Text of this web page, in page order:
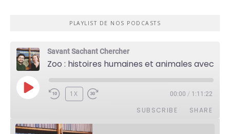
PLAYLIST DE NOS PODCASTS
Savant Sachant Chercher
PLAY
EPISODE
1X 00:00 / 1:11:22
SUBSCRIBE SHARE